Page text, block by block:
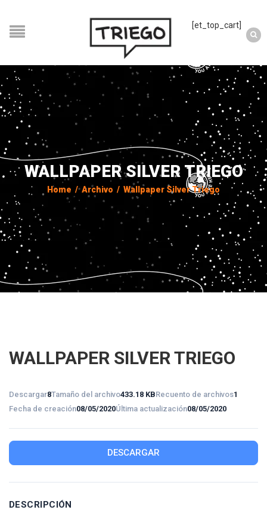
[et_top_cart]
WALLPAPER SILVER TRIEGO
Home / Archivo / Wallpaper Silver Triego
WALLPAPER SILVER TRIEGO
Descargar8Tamaño del archivo433.18 KBRecuento de archivos1
Fecha de creación08/05/2020Última actualización08/05/2020
DESCARGAR
DESCRIPCIÓN